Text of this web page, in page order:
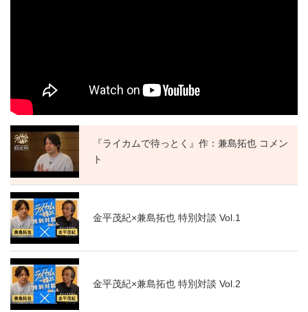
『ライカムで待っとく』作：兼島拓也 コメン
ト
金平茂紀×兼島拓也 特別対談 Vol.1
金平茂紀×兼島拓也 特別対談 Vol.2